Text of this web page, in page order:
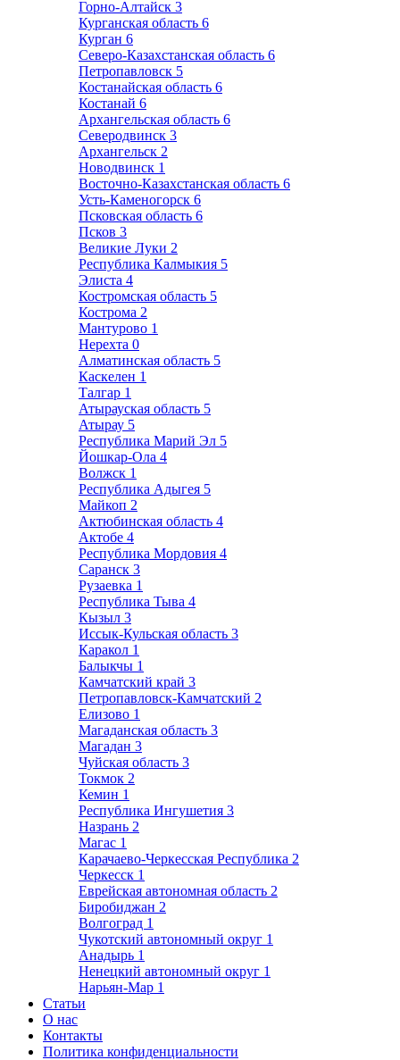
Горно-Алтайск 3
Курганская область 6
Курган 6
Северо-Казахстанская область 6
Петропавловск 5
Костанайская область 6
Костанай 6
Архангельская область 6
Северодвинск 3
Архангельск 2
Новодвинск 1
Восточно-Казахстанская область 6
Усть-Каменогорск 6
Псковская область 6
Псков 3
Великие Луки 2
Республика Калмыкия 5
Элиста 4
Костромская область 5
Кострома 2
Мантурово 1
Нерехта 0
Алматинская область 5
Каскелен 1
Талгар 1
Атырауская область 5
Атырау 5
Республика Марий Эл 5
Йошкар-Ола 4
Волжск 1
Республика Адыгея 5
Майкоп 2
Актюбинская область 4
Актобе 4
Республика Мордовия 4
Саранск 3
Рузаевка 1
Республика Тыва 4
Кызыл 3
Иссык-Кульская область 3
Каракол 1
Балыкчы 1
Камчатский край 3
Петропавловск-Камчатский 2
Елизово 1
Магаданская область 3
Магадан 3
Чуйская область 3
Токмок 2
Кемин 1
Республика Ингушетия 3
Назрань 2
Магас 1
Карачаево-Черкесская Республика 2
Черкесск 1
Еврейская автономная область 2
Биробиджан 2
Волгоград 1
Чукотский автономный округ 1
Анадырь 1
Ненецкий автономный округ 1
Нарьян-Мар 1
Статьи
О нас
Контакты
Политика конфиденциальности